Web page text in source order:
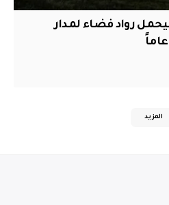
رواد فضاء لمدار
المزيد